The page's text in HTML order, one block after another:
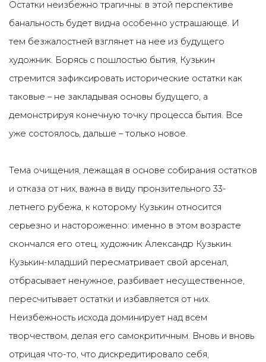
Остатки неизбежно трагичны: в этой перспективе
банальность будет видна особенно устрашающе. И
тем безжалостней взглянет на нее из будущего
художник. Борясь с пошлостью бытия, Кузькин
стремится зафиксировать исторические остатки как
таковые – не закладывая основы будущего, а
демонстрируя конечную точку процесса бытия. Все
уже состоялось, дальше – только новое.
Тема очищения, лежащая в основе собирания остатков
и отказа от них, важна в виду пронзительного 33-
летнего рубежа, к которому Кузькин относится
серьезно и настороженно: именно в этом возрасте
скончался его отец, художник Александр Кузькин.
Кузькин-младший пересматривает свой арсенал,
отбрасывает ненужное, разбивает несущественное,
пересчитывает остатки и избавляется от них.
Неизбежность исхода доминирует над всем
творчеством, делая его самокритичным. Вновь и вновь
отрицая что-то, что дискредитировало себя,